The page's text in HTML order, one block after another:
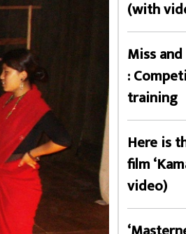
(with
Miss
:
training
Here is
film
video)